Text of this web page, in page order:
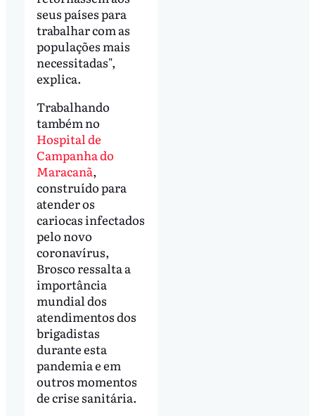
seus países para
trabalhar com as
populações mais
necessitadas",
explica.
Trabalhando
também no
Hospital de
Campanha do
Maracanã,
construído para
atender os
cariocas infectados
pelo novo
coronavírus,
Brosco ressalta a
importância
mundial dos
atendimentos dos
brigadistas
durante esta
pandemia e em
outros momentos
de crise sanitária.